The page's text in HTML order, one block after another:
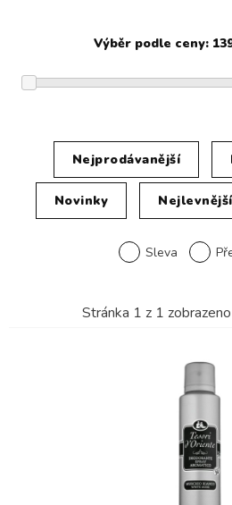
Nejprodávanější
Novinky Nejlevnější
Sleva
Stránka 1 z 1 zobrazeno